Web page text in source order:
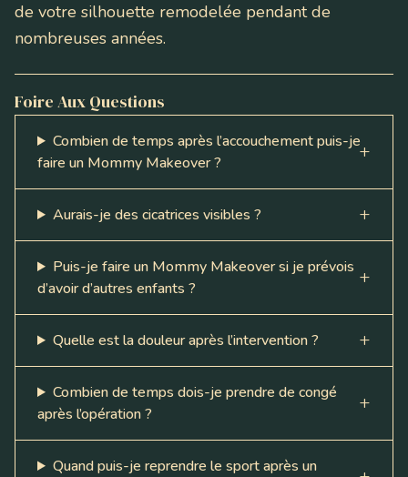
de votre silhouette remodelée pendant de
nombreuses années.
Foire Aux Questions
Combien de temps après l’accouchement puis-je
faire un Mommy Makeover ?
Aurais-je des cicatrices visibles ?
Puis-je faire un Mommy Makeover si je prévois
d’avoir d’autres enfants ?
Quelle est la douleur après l’intervention ?
Combien de temps dois-je prendre de congé
après l’opération ?
Quand puis-je reprendre le sport après un